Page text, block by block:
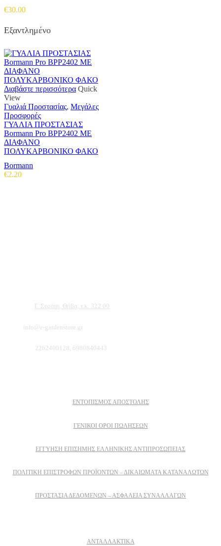
€30.00
Εξαντλημένο
Διαβάστε περισσότερα Quick
View
Γυαλιά Προστασίας, Μεγάλες
Προσφορές
ΓΥΑΛΙΑ ΠΡΟΣΤΑΣΙΑΣ
Bormann Pro BPP2402 ΜΕ
ΔΙΑΦΑΝΟ
ΠΟΛΥΚΑΡΒΟΝΙΚΟ ΦΑΚΟ
Bormann
€2.20
Γ. Σεφέρη, Θήβα, τ.κ. 322 00
info@e-gardenstore.gr
2262400128, 6980840443
ΕΝΤΟΠΙΣΜΟΣ ΑΠΟΣΤΟΛΗΣ
ΓΕΝΙΚΟΙ ΟΡΟΙ ΠΩΛΗΣΕΩΝ
ΕΓΓΎΗΣΗ ΕΠΊΣΗΜΗΣ ΕΛΛΗΝΙΚΉΣ ΑΝΤΙΠΡΟΣΩΠΕΊΑΣ
ΠΟΛΙΤΙΚΉ ΕΠΙΣΤΡΟΦΏΝ ΠΡΟΪΌΝΤΩΝ – ΔΙΚΑΙΏΜΑΤΑ ΚΑΤΑΝΑΛΩΤΏΝ
ΠΡΟΣΤΑΣΊΑ ΔΕΔΟΜΈΝΩΝ – ΑΣΦΆΛΕΙΑ ΣΥΝΑΛΛΑΓΏΝ
ΑΝΤΑΛΛΑΚΤΙΚΑ